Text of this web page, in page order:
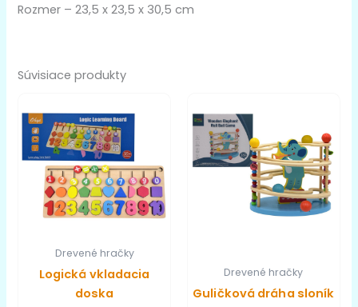
Rozmer – 23,5 x 23,5 x 30,5 cm
Súvisiace produkty
Drevené hračky
Logická vkladacia
doska
Drevené hračky
Guličková dráha sloník